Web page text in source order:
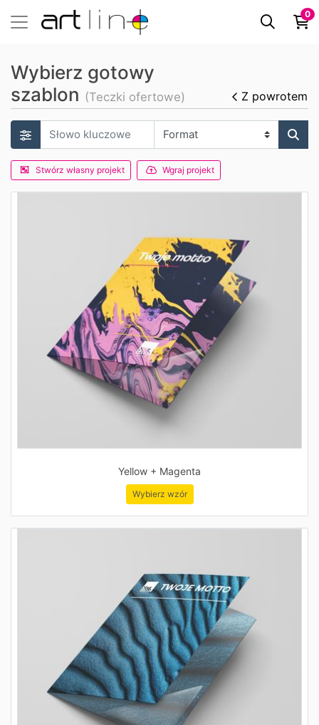
0
Wybierz gotowy
szablon (Teczki ofertowe) Z powrotem
Stwórz własny projekt Wgraj projekt
Yellow + Magenta
Wybierz wzór